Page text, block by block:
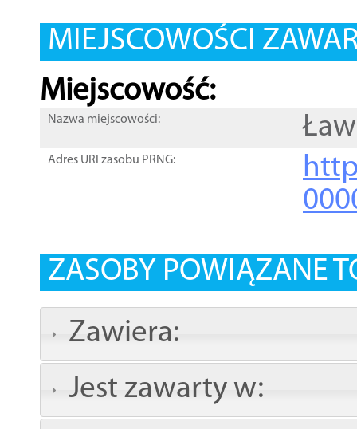
MIEJSCOWOŚCI
Miejscowość:
Nazwa miejscowości:
Adres URI zasobu PRNG:
ZASOBY POWIĄZANE
Zawiera:
Jest zawarty w: